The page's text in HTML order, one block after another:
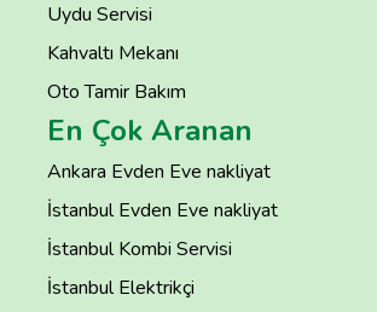
Uydu Servisi
Kahvaltı Mekanı
Oto Tamir Bakım
En Çok Aranan
Ankara Evden Eve nakliyat
İstanbul Evden Eve nakliyat
İstanbul Kombi Servisi
İstanbul Elektrikçi